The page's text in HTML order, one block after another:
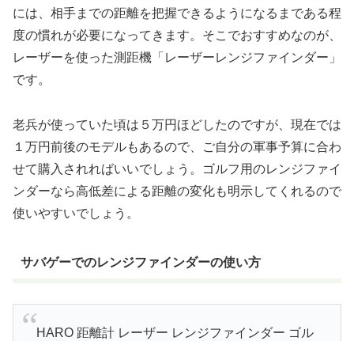
には、相手までの距離を把握できるようになるまである程
度の慣れが必要になってきます。そこでおすすめなのが、
レーザーを使った測距機「レーザーレンジファインダー」
です。
老兵が使っていた頃は５万円ほどしたのですが、現在では
１万円前後のモデルもあるので、ご自分の軍事予算に合わ
せて購入されればいいでしょう。ゴルフ用のレンジファイ
ンダーなら高低差による距離の変化も明示してくれるので
使いやすいでしょう。
サバゲーでのレンジファインダーの使い方
HARO 距離計 レーザー レンジファインダー ゴル